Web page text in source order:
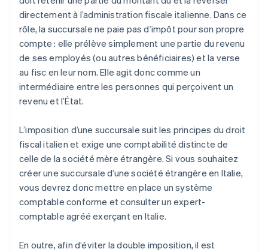
directement à l’administration fiscale italienne. Dans ce
rôle, la succursale ne paie pas d’impôt pour son propre
compte : elle prélève simplement une partie du revenu
de ses employés (ou autres bénéficiaires) et la verse
au fisc en leur nom. Elle agit donc comme un
intermédiaire entre les personnes qui perçoivent un
revenu et l’État.
L’imposition d’une succursale suit les principes du droit
fiscal italien et exige une comptabilité distincte de
celle de la société mère étrangère. Si vous souhaitez
créer une succursale d’une société étrangère en Italie,
vous devrez donc mettre en place un système
comptable conforme et consulter un expert-
comptable agréé exerçant en Italie.
En outre, afin d’éviter la double imposition, il est